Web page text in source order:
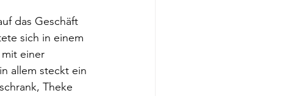
das Geschäft
sich in einem
einer
allem steckt ein
Theke